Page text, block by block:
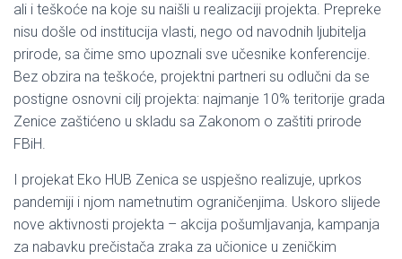
ali i teškoće na koje su naišli u realizaciji projekta. Prepreke
nisu došle od institucija vlasti, nego od navodnih ljubitelja
prirode, sa čime smo upoznali sve učesnike konferencije.
Bez obzira na teškoće, projektni partneri su odlučni da se
postigne osnovni cilj projekta: najmanje 10% teritorije grada
Zenice zaštićeno u skladu sa Zakonom o zaštiti prirode
FBiH.
I projekat Eko HUB Zenica se uspješno realizuje, uprkos
pandemiji i njom nametnutim ograničenjima. Uskoro slijede
nove aktivnosti projekta – akcija pošumljavanja, kampanja
za nabavku prečistača zraka za učionice u zeničkim